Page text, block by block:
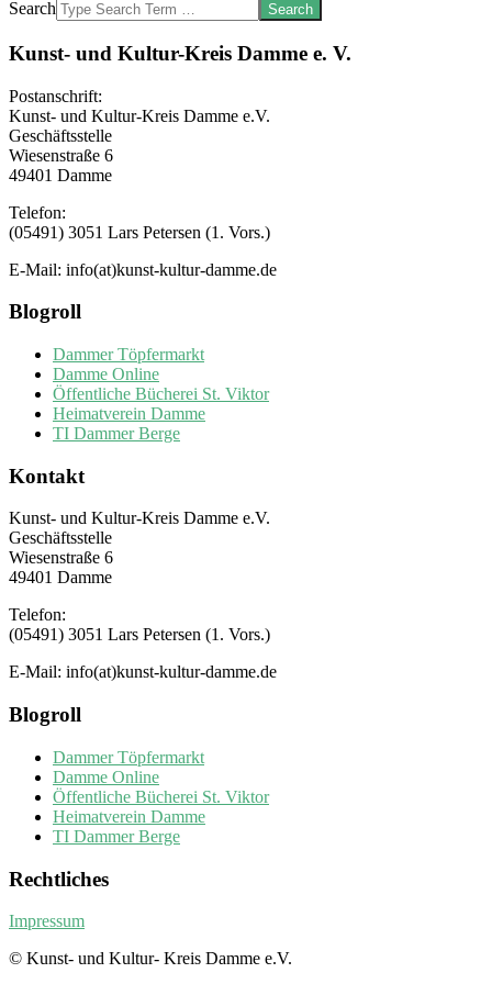
Search
Kunst- und Kultur-Kreis Damme e. V.
Postanschrift:
Kunst- und Kultur-Kreis Damme e.V.
Geschäftsstelle
Wiesenstraße 6
49401 Damme
Telefon:
(05491) 3051 Lars Petersen (1. Vors.)
E-Mail: info(at)kunst-kultur-damme.de
Blogroll
Dammer Töpfermarkt
Damme Online
Öffentliche Bücherei St. Viktor
Heimatverein Damme
TI Dammer Berge
Kontakt
Kunst- und Kultur-Kreis Damme e.V.
Geschäftsstelle
Wiesenstraße 6
49401 Damme
Telefon:
(05491) 3051 Lars Petersen (1. Vors.)
E-Mail: info(at)kunst-kultur-damme.de
Blogroll
Dammer Töpfermarkt
Damme Online
Öffentliche Bücherei St. Viktor
Heimatverein Damme
TI Dammer Berge
Rechtliches
Impressum
© Kunst- und Kultur- Kreis Damme e.V.